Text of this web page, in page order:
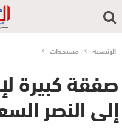
الرئيسية مستجدات
صفقة كبيرة
إلى النصر